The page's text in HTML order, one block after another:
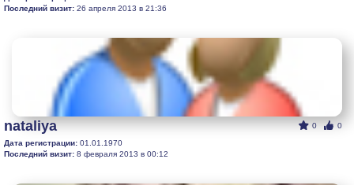
Последний визит: 26 апреля 2013 в 21:36
0 0
nataliya
Дата регистрации: 01.01.1970
Последний визит: 8 февраля 2013 в 00:12